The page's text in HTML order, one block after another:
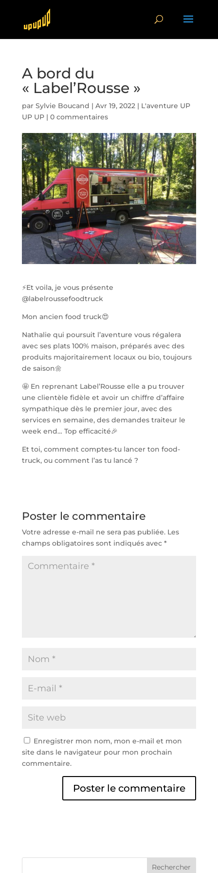
A bord du
« Label’Rousse »
par Sylvie Boucand | Avr 19, 2022| L'aventure UP
UP UP| 0 commentaires
⚡️Et voila, je vous présente
@labelroussefoodtruck
Mon ancien food truck😍
Nathalie qui poursuit l’aventure vous régalera
avec ses plats 100% maison, préparés avec des
produits majoritairement locaux ou bio, toujours
de saison🌼
🤩 En reprenant Label’Rousse elle a pu trouver
une clientèle fidèle et avoir un chiffre d’affaire
sympathique dès le premier jour, avec des
services en semaine, des demandes traiteur le
week end… Top efficacité🎉
Et toi, comment comptes-tu lancer ton food-
truck, ou comment l’as tu lancé ?
Poster le commentaire
Votre adresse e-mail ne sera pas publiée. Les
champs obligatoires sont indiqués avec *
Enregistrer mon nom, mon e-mail et mon
site dans le navigateur pour mon prochain
commentaire.
Rechercher